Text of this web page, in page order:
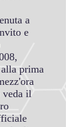
a
e
,
prima
veda il